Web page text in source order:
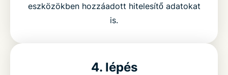
eszközökben hozzáadott hitelesítő adatokat
is.
4. lépés